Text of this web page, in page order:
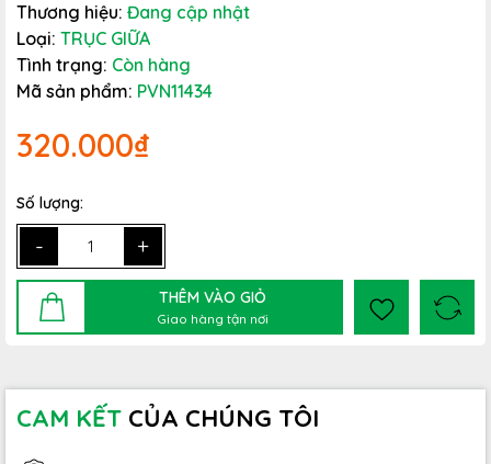
Thương hiệu: Đang cập nhật
Loại: TRỤC GIỮA
Tình trạng: Còn hàng
Mã sản phẩm: PVN11434
320.000₫
Số lượng:
- +
THÊM VÀO GIỎ
Giao hàng tận nơi
CAM KẾT CỦA CHÚNG TÔI